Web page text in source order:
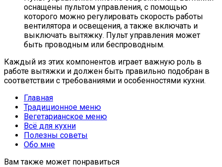
оснащены пультом управления, с помощью
которого можно регулировать скорость работы
вентилятора и освещения, а также включать и
выключать вытяжку. Пульт управления может
быть проводным или беспроводным.
Каждый из этих компонентов играет важную роль в
работе вытяжки и должен быть правильно подобран в
соответствии с требованиями и особенностями кухни.
Главная
Традиционное меню
Вегетарианское меню
Всё для кухни
Полезны советы
Обо мне
Вам также может понравиться